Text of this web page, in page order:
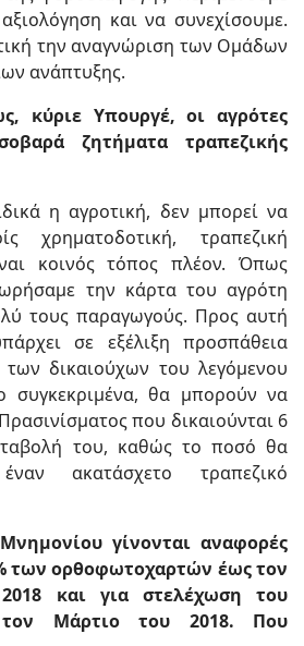
και να συνεχίσουμε.
την αναγνώριση των Ομάδων
ανάπτυξης.
κύριε Υπουργέ, οι αγρότες
ζητήματα τραπεζικής
η αγροτική, δεν μπορεί να
χρηματοδοτική, τραπεζική
κοινός τόπος πλέον. Όπως
την κάρτα του αγρότη
τους παραγωγούς. Προς αυτή
σε εξέλιξη προσπάθεια
των δικαιούχων του λεγόμενου
συγκεκριμένα, θα μπορούν να
που δικαιούνται 6
του, καθώς το ποσό θα
ακατάσχετο τραπεζικό
γίνονται αναφορές
των ορθοφωτοχαρτών έως τον
και για στελέχωση του
Μάρτιο του 2018. Που